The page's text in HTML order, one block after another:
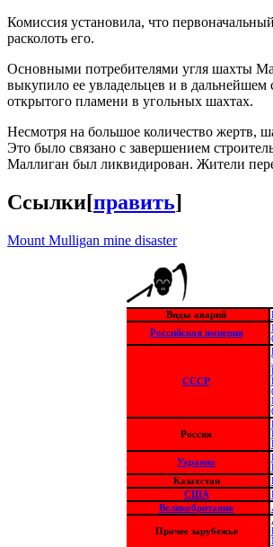
Комиссия установила, что
расколоть его.
Основными потребителями угля шахты
выкупило ее увладельцев и в дальнейшем
открытого пламени в угольных шахтах.
Несмотря на большое количество жертв,
Это было связано с завершением
Маллиган был ликвидирован. Жители
Ссылки[править]
Mount Mulligan mine disaster
Виды аварий
Российская империя
СССР
Россия
Украина
Казахстан
США
Великобритания
Прочее зарубежье